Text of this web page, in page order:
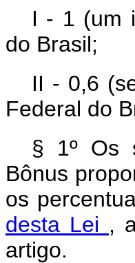
I - 1 (um
do Brasil;
II - 0,6
Federal do
§ 1º Os
Bônus
os
desta Lei ,
artigo.